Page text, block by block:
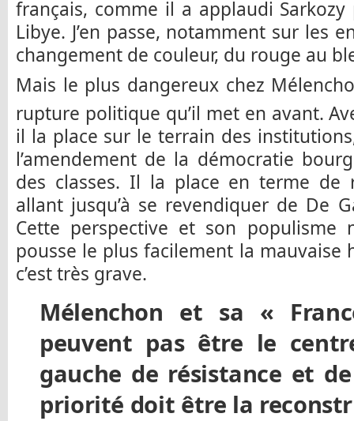
français, comme il a applaudi
Libye. J’en passe, notamment sur les
changement de couleur, du rouge au
Mais le plus dangereux chez
rupture politique qu’il met en avant.
il la place sur le terrain des
l’amendement de la démocratie
des classes. Il la place en terme de
allant jusqu’à se revendiquer de De
Cette perspective et son populisme
pousse le plus facilement la mauvaise
c’est très grave.
Mélenchon et sa «
peuvent pas être le
gauche de résistance et
priorité doit être la